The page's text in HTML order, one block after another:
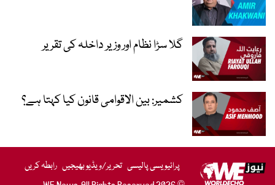
گلا سڑا نظام اور وزیر داخلہ کی تقریر
کشمیر: بین الاقوامی قانون کیا کہتا ہے؟
پرائیویسی پالیسی تحریر/ویڈیو بھیجیں رابطہ کریں